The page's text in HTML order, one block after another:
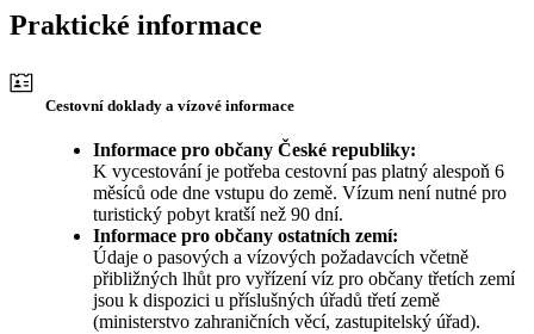
Praktické informace
Cestovní doklady a vízové informace
Informace pro občany České republiky:
K vycestování je potřeba cestovní pas platný alespoň 6
měsíců ode dne vstupu do země. Vízum není nutné pro
turistický pobyt kratší než 90 dní.
Informace pro občany ostatních zemí:
Údaje o pasových a vízových požadavcích včetně
přibližných lhůt pro vyřízení víz pro občany třetích zemí
jsou k dispozici u příslušných úřadů třetí země
(ministerstvo zahraničních věcí, zastupitelský úřad).